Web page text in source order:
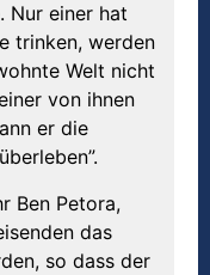
Nur einer hat
trinken, werden
Welt nicht
von ihnen
er die
Ben Petora,
das
so dass der